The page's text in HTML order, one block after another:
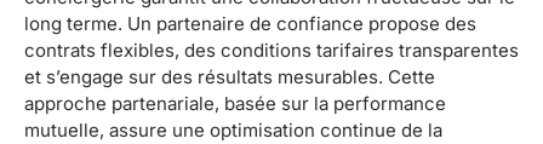
long terme. Un partenaire de confiance propose des
contrats flexibles, des conditions tarifaires transparentes
et s’engage sur des résultats mesurables. Cette
approche partenariale, basée sur la performance
mutuelle, assure une optimisation continue de la